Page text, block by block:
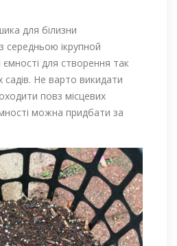
для білизни
середньою ікрупной
ємності для створення так
садів. Не варто викидати
повз місцевих
можна придбати за